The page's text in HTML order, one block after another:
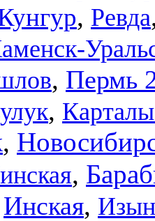
, Ревда
, Пермь
,
,
,
Инская,